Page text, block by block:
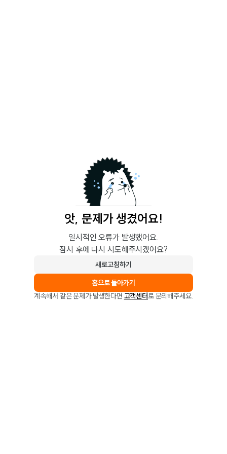
앗, 문제가 생겼어요!
일시적인 오류가 발생했어요.
잠시 후에 다시 시도해주시겠어요?
새로고침하기
홈으로 돌아가기
계속해서 같은 문제가 발생한다면 고객센터로 문의해주세요.